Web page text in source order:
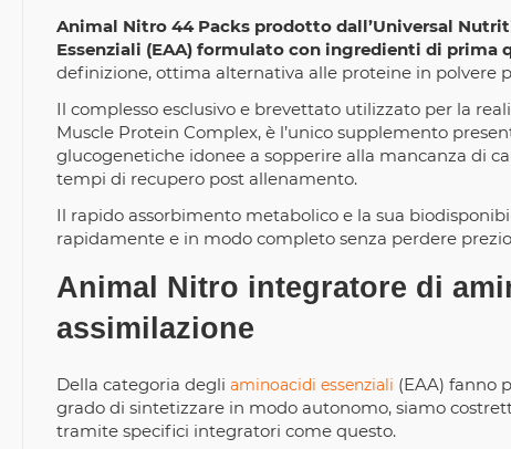
Animal Nitro 44 Packs prodotto dall’Universal
Essenziali (EAA) formulato con ingredienti di prima
definizione, ottima alternativa alle proteine in polvere
Il complesso esclusivo e brevettato utilizzato per la
Muscle Protein Complex, è l’unico supplemento
glucogenetiche idonee a sopperire alla mancanza di
tempi di recupero post allenamento.
Il rapido assorbimento metabolico e la sua
rapidamente e in modo completo senza perdere
Animal Nitro integratore di
assimilazione
Della categoria degli aminoacidi essenziali (EAA) fanno
grado di sintetizzare in modo autonomo, siamo
tramite specifici integratori come questo.